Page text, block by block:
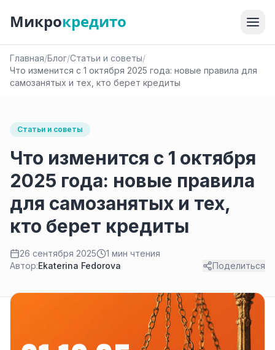
Микрокредито
Главная/Блог/Статьи и советы/
Что изменится с 1 октября 2025 года: новые правила для
самозанятых и тех, кто берет кредиты
Статьи и советы
Что изменится с 1 октября
2025 года: новые правила
для самозанятых и тех,
кто берет кредиты
26 сентября 2025
1 мин чтения
Автор:Ekaterina Fedorova Поделиться